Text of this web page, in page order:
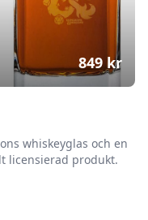
whiskeyglas och en
licensierad produkt.
849kr